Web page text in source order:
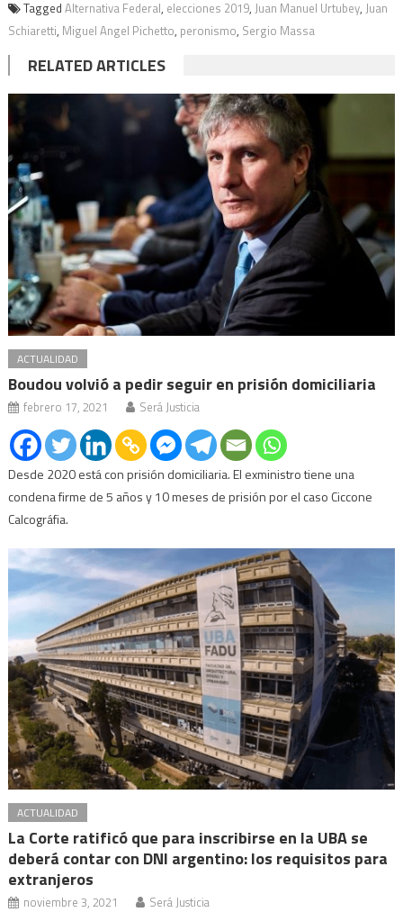
Tagged Alternativa Federal, elecciones 2019, Juan Manuel Urtubey, Juan
Schiaretti, Miguel Angel Pichetto, peronismo, Sergio Massa
RELATED ARTICLES
ACTUALIDAD
Boudou volvió a pedir seguir en prisión domiciliaria
febrero 17, 2021 Será Justicia
Desde 2020 está con prisión domiciliaria. El exministro tiene una
condena firme de 5 años y 10 meses de prisión por el caso Ciccone
Calcográfia.
ACTUALIDAD
La Corte ratificó que para inscribirse en la UBA se
deberá contar con DNI argentino: los requisitos para
extranjeros
noviembre 3, 2021 Será Justicia